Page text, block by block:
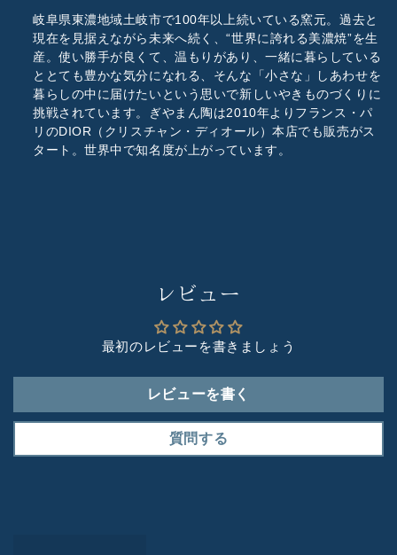
岐阜県東濃地域土岐市で100年以上続いている窯元。過去と
現在を見据えながら未来へ続く、“世界に誇れる美濃焼”を生
産。使い勝手が良くて、温もりがあり、一緒に暮らしている
ととても豊かな気分になれる、そんな「小さな」しあわせを
暮らしの中に届けたいという思いで新しいやきものづくりに
挑戦されています。ぎやまん陶は2010年よりフランス・パ
リのDIOR（クリスチャン・ディオール）本店でも販売がス
タート。世界中で知名度が上がっています。
レビュー
最初のレビューを書きましょう
レビューを書く
質問する